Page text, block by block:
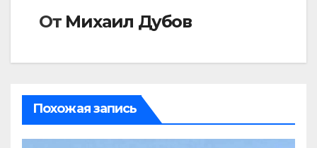
От Михаил Дубов
Похожая запись